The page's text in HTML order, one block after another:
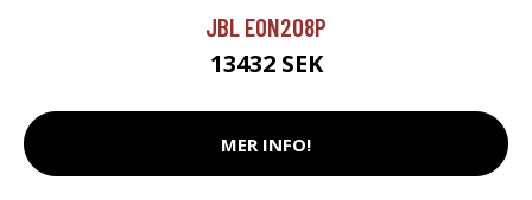
JBL EON208P
13432 SEK
MER INFO!